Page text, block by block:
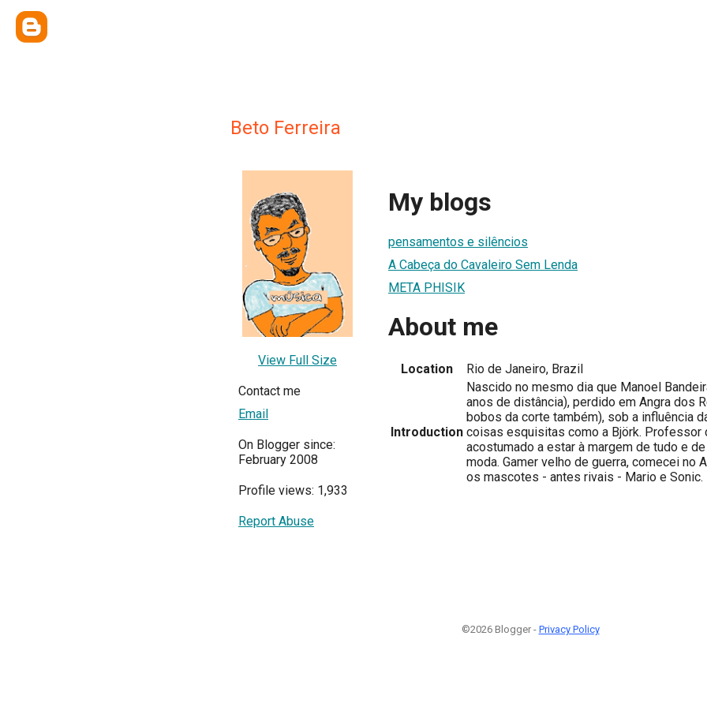
Beto Ferreira
View Full Size
Contact me
Email
On Blogger since:
February 2008
Profile views: 1,933
Report Abuse
My blogs
pensamentos e silêncios
A Cabeça do Cavaleiro Sem Lenda
META PHISIK
About me
Location Rio de Janeiro, Brazil
Introduction
Nascido no mesmo dia que Manoel
anos de distância), perdido em Angra dos
bobos da corte também), sob a influência
coisas esquisitas como a Björk. Professor
acostumado a estar à margem de tudo e
moda. Gamer velho de guerra, comecei no
os mascotes - antes rivais - Mario e Sonic.
©2026 Blogger - Privacy Policy